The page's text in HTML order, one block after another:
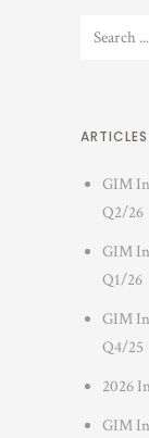
GIM
Q2/26
GIM
Q1/26
GIM
Q4/25
2026
GIM